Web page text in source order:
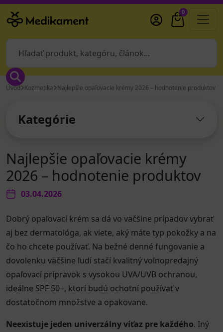
0
Úvod Kozmetika Najlepšie opaľovacie krémy 2026 – hodnotenie produktov
Kategórie
Najlepšie opaľovacie krémy
2026 – hodnotenie produktov
03.04.2026
Dobrý opaľovací krém sa dá vo väčšine prípadov vybrať
aj bez dermatológa, ak viete, aký máte typ pokožky a na
čo ho chcete používať. Na bežné denné fungovanie a
dovolenku väčšine ľudí stačí kvalitný voľnopredajný
opaľovací prípravok s vysokou UVA/UVB ochranou,
ideálne SPF 50+, ktorí budú ochotní používať v
dostatočnom množstve a opakovane.
Neexistuje jeden univerzálny víťaz pre každého. Iný